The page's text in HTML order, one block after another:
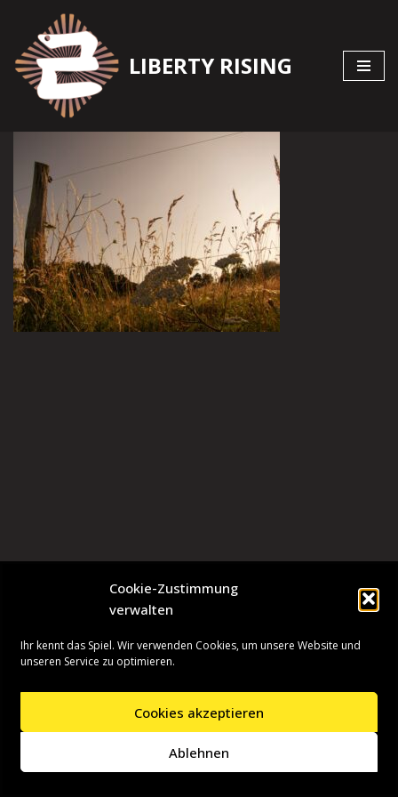
Cookie-Zustimmung
verwalten
Ihr kennt das Spiel. Wir verwenden Cookies, um unsere Website und
unseren Service zu optimieren.
Cookies akzeptieren
Ablehnen
Zum
Inhalt
springen
LIBERTY RISING
| Präsentiert vonWordPress
Presseinformationen